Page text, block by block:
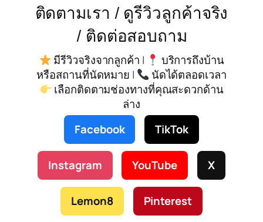
ติดตามเรา / ดูรีวิวลูกค้าจริง
/ ติดต่อสอบถาม
มีรีวิวจริงจากลูกค้า |
บริการถึงบ้าน
หรือสถานที่นัดหมาย |
นัดได้ตลอดเวลา
เลือกติดตามช่องทางที่คุณสะดวกด้าน
ล่าง
Facebook
TikTok
Instagram YouTube X
Lemon8 Pinterest